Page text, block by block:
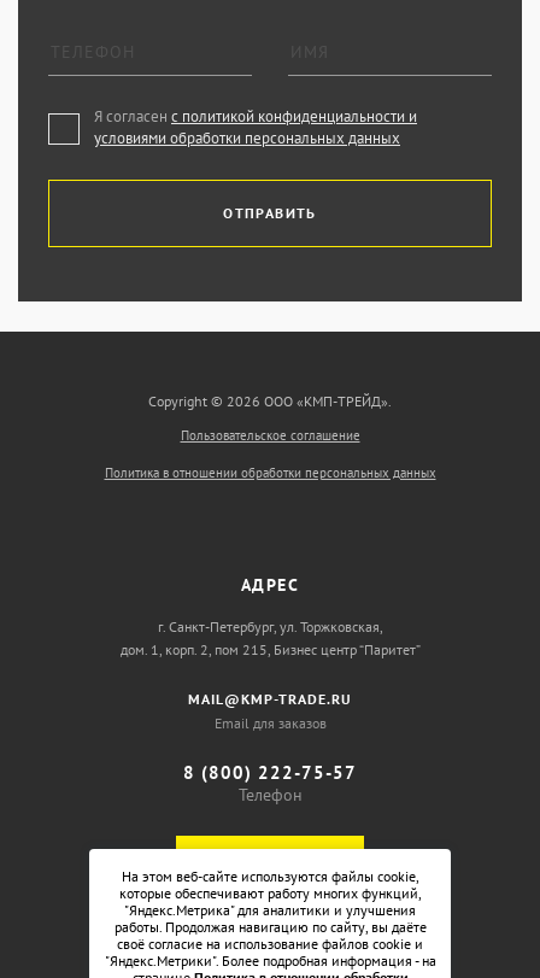
Я согласен с политикой конфиденциальности и
условиями обработки персональных данных
ОТПРАВИТЬ
Copyright © 2026 ООО «КМП-ТРЕЙД».
Пользовательское соглашение
Политика в отношении обработки персональных данных
АДРЕС
г. Санкт-Петербург, ул. Торжковская,
дом. 1, корп. 2, пом 215, Бизнес центр “Паритет”
MAIL@KMP-TRADE.RU
Email для заказов
8 (800) 222-75-57
Телефон
На этом веб-сайте используются файлы cookie,
которые обеспечивают работу многих функций,
"Яндекс.Метрика" для аналитики и улучшения
работы. Продолжая навигацию по сайту, вы даёте
своё согласие на использование файлов cookie и
"Яндекс.Метрики". Более подробная информация - на